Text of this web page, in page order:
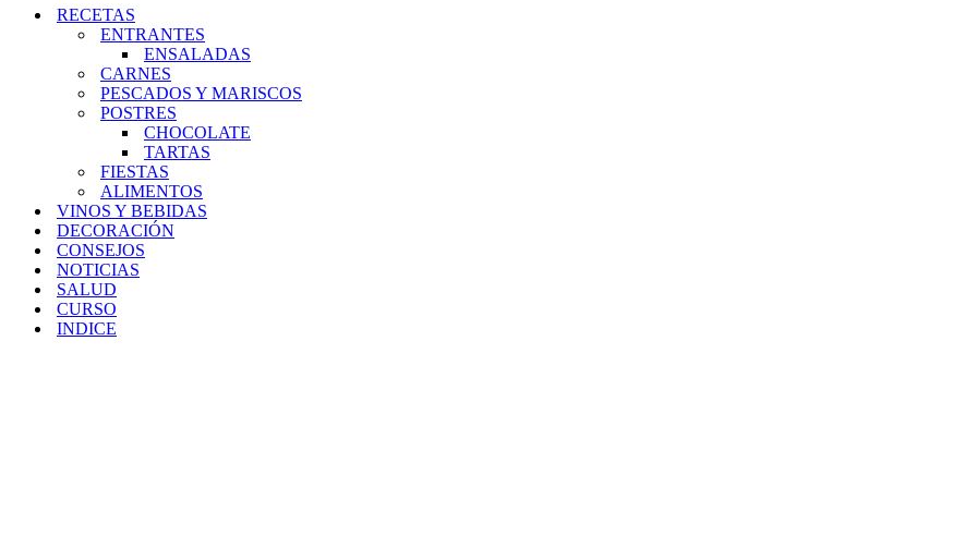
navegaciónRECETAS
ENTRANTES
ENSALADAS
CARNES
PESCADOS Y MARISCOS
POSTRES
CHOCOLATE
TARTAS
FIESTAS
ALIMENTOS
VINOS Y BEBIDAS
DECORACIÓN
CONSEJOS
NOTICIAS
SALUD
CURSO
INDICE